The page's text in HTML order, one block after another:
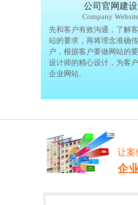
公司官网建设
Company Website
先和客户有效沟通，了解
站的要求，再将理念准确
户，根据客户要做网站的
设计师的精心设计，为客
企业网站。
让案
企